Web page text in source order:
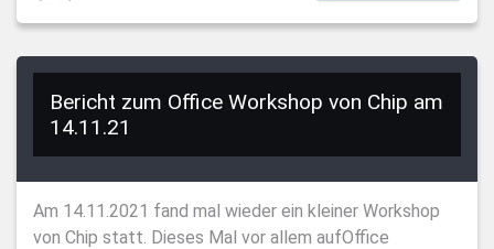
Bericht zum Office Workshop von Chip am
14.11.21
Am 14.11.2021 fand mal wieder ein kleiner Workshop
von Chip statt. Dieses Mal vor allem aufOffice